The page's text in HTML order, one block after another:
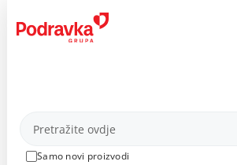
content
Proizvodi
Samo novi proizvodi